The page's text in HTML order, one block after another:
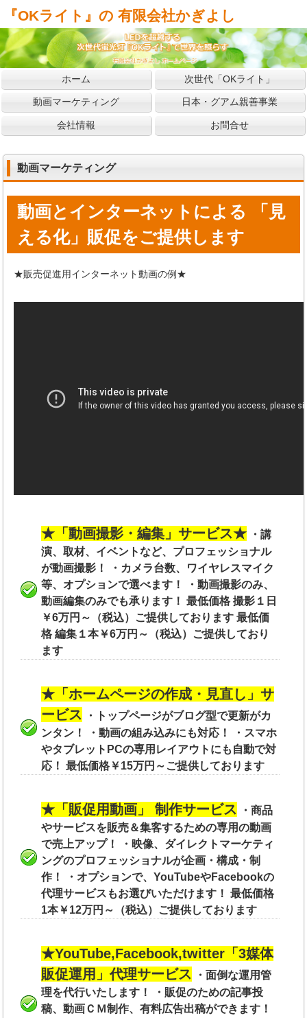
『OKライト』の 有限会社かぎよし
ホーム 次世代「OKライト」
動画マーケティング 日本・グアム親善事業
会社情報 お問合せ
動画マーケティング
動画とインターネットによる 「見
える化」販促をご提供します
★販売促進用インターネット動画の例★
★「動画撮影・編集」サービス★ ・講
演、取材、イベントなど、プロフェッショナル
が動画撮影！ ・カメラ台数、ワイヤレスマイク
等、オプションで選べます！ ・動画撮影のみ、
動画編集のみでも承ります！ 最低価格 撮影１日
￥6万円～（税込）ご提供しております 最低価
格 編集１本￥6万円～（税込）ご提供しており
ます
★「ホームページの作成・見直し」サ
ービス
・トップページがブログ型で更新がカ
ンタン！ ・動画の組み込みにも対応！ ・スマホ
やタブレットPCの専用レイアウトにも自動で対
応！ 最低価格￥15万円～ご提供しております
★「販促用動画」 制作サービス
・商品
やサービスを販売＆集客するための専用の動画
で売上アップ！ ・映像、ダイレクトマーケティ
ングのプロフェッショナルが企画・構成・制
作！ ・オプションで、YouTubeやFacebookの
代理サービスもお選びいただけます！ 最低価格
1本￥12万円～（税込）ご提供しております
★YouTube,Facebook,twitter「3媒体
販促運用」代理サービス
・面倒な運用管
理を代行いたします！ ・販促のための記事投
稿、動画ＣＭ制作、有料広告出稿ができます！